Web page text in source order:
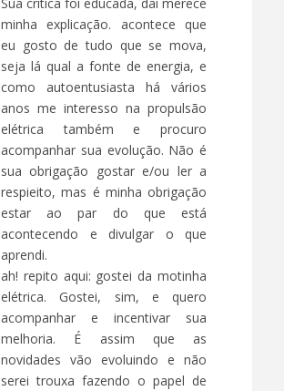
minha explicação. acontece que
eu gosto de tudo que se mova,
seja lá qual a fonte de energia, e
como autoentusiasta há vários
anos me interesso na propulsão
elétrica também e procuro
acompanhar sua evolução. Não é
sua obrigação gostar e/ou ler a
respieito, mas é minha obrigação
estar ao par do que está
acontecendo e divulgar o que
aprendi.
ah! repito aqui: gostei da motinha
elétrica. Gostei, sim, e quero
acompanhar e incentivar sua
melhoria. É assim que as
novidades vão evoluindo e não
serei trouxa fazendo o papel de